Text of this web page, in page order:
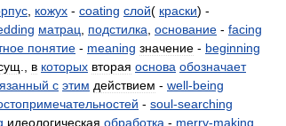
кожух - coating слой( краски) -
матрац подстилка основание - facing
понятие - meaning значение - beginning
в которых вторая основа обозначает
с этим действием - well-being
- soul-searching
идеологическая обработка - merry-making